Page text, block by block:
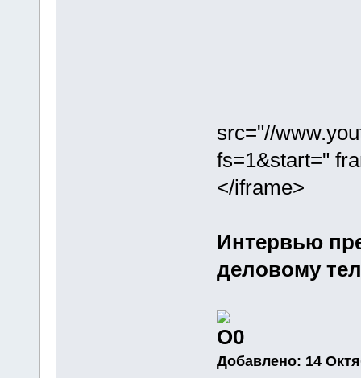
src="//
fs=1&start="
</iframe>
Интервью
деловому
Добавлено: 14